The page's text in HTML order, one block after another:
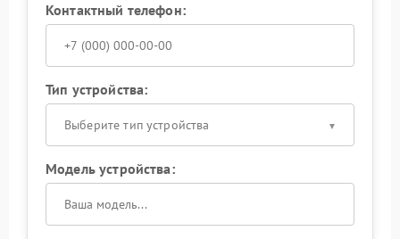
Контактный телефон:
Тип устройства:
Выберите тип устройства
Модель устройства: